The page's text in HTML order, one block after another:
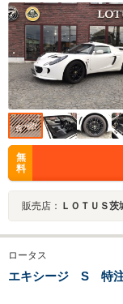
無
料
販売店： ＬＯＴＵＳ
ロータス
エキシージ S 特注